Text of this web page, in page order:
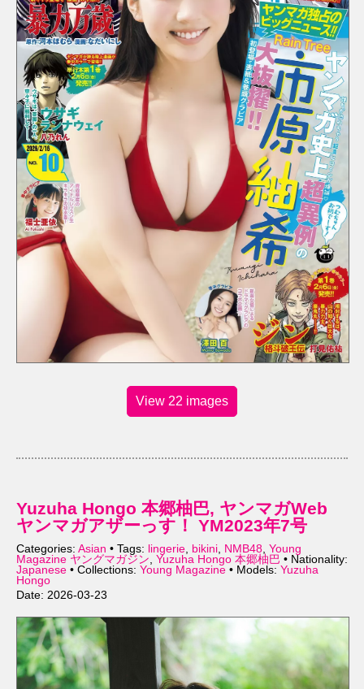
View 22 images
Yuzuha Hongo 本郷柚巴, ヤンマガWeb
ヤンマガアザーっす！ YM2023年7号
Categories: Asian • Tags: lingerie, bikini, NMB48, Young
Magazine ヤングマガジン, Yuzuha Hongo 本郷柚巴 • Nationality:
Japanese • Collections: Young Magazine • Models: Yuzuha
Hongo
Date: 2026-03-23